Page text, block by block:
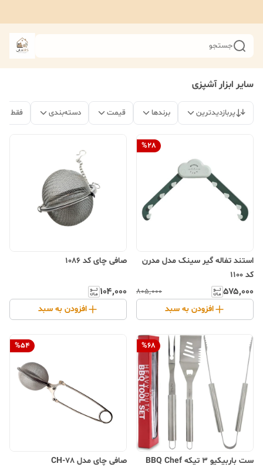
جستجو
سایر ابزار آشپزی
پربازدیدترین برندها قیمت دسته‌بندی فقط
%28
استند تفاله گیر سینک مدل مدرن
کد 1100
۵۷۵٬۰۰۰ ۸۰۵٬۰۰۰
افزودن به سبد
صافی چای کد 1086
۱۰۴٬۰۰۰
افزودن به سبد
%68
ست باربیکیو ۳ تیکه BBQ Chef
%54
صافی چای مدل CH-78